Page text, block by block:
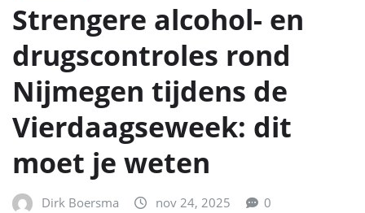
Strengere alcohol- en
drugscontroles rond
Nijmegen tijdens de
Vierdaagseweek: dit
moet je weten
Dirk Boersma nov 24, 2025 0